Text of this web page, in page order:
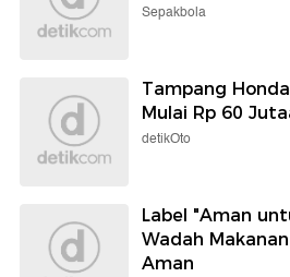
Sepakbola
Tampang
Mulai Rp 60
detikOto
Label "Aman
Wadah
Aman